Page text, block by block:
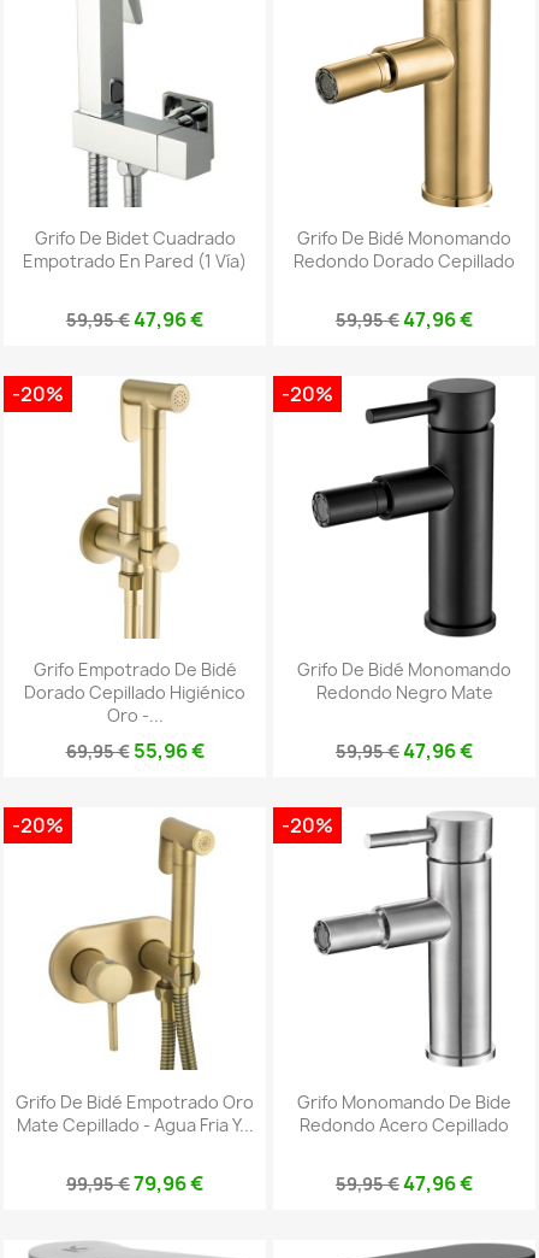
Grifo De Bidet Cuadrado
Empotrado En Pared (1 Vía)
59,95 €47,96 €
Grifo De Bidé Monomando
Redondo Dorado Cepillado
59,95 €47,96 €
Grifo Empotrado De Bidé
Dorado Cepillado Higiénico
Oro -...
69,95 € 55,96 €
-20%
Grifo De Bidé Monomando
Redondo Negro Mate
59,95 €47,96 €
-20%
Grifo De Bidé Empotrado Oro
Mate Cepillado - Agua Fria Y...
99,95 €79,96 €
-20%
Grifo Monomando De Bide
Redondo Acero Cepillado
59,95 €47,96 €
-20%